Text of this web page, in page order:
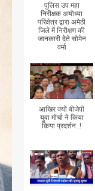
पुलिस उप महा
निरीक्षक अयोध्या
परिक्षेत्र द्वारा अमेठी
जिले में निरीक्षण की
जानकारी देते सोमेन
वर्मा
आखिर क्यों बीजेपी
युवा मोर्चा ने किया
किया प्रदर्शन..!